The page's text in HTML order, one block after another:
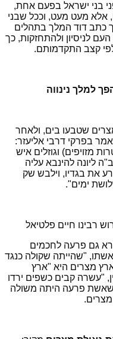
בני ישראל בפעם אחת,
אלא מעט מעט, וככל שבני
כתב דוד המלך בתהלים
לניסיון ולהתחזקות, כך
קצב התקדמותם.
למלך נינווה
שטבעו בים, ולאחר
בפרקי דרבי אליעזר:
מזויפים) וגוזלים איש
ליונה להינבא עליה
את בגדיו, וילבש שק
ימים".
רבינו חיים פלטיאל
גם פרעה לחכמים
"שהייתה שקולה כנגד
מצרים היא "ארץ
"עשרה קבים כשפים ירדו
פרעה היתה משולה
מצרים.